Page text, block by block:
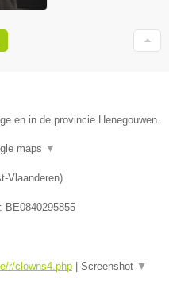
en in de provincie Henegouwen.
maps ▼
Vlaanderen)
BE0840295855
r/clowns4.php Screenshot ▼